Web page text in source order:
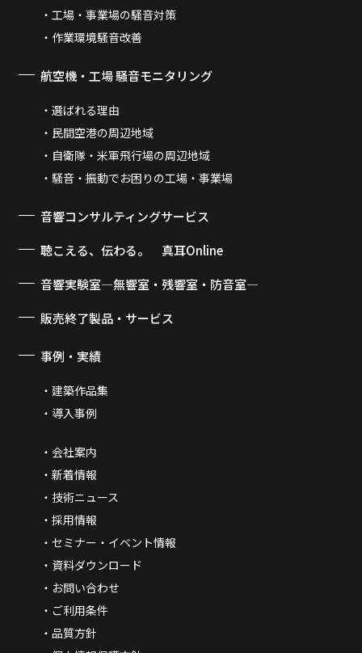
工場・事業場の騒音対策
作業環境騒音改善
航空機・工場 騒音モニタリング
選ばれる理由
民間空港の周辺地域
自衛隊・米軍飛行場の周辺地域
騒音・振動でお困りの工場・事業場
音響コンサルティングサービス
聴こえる、伝わる。 真耳Online
音響実験室―無響室・残響室・防音室―
販売終了製品・サービス
事例・実績
建築作品集
導入事例
会社案内
新着情報
技術ニュース
採用情報
セミナー・イベント情報
資料ダウンロード
お問い合わせ
ご利用条件
品質方針